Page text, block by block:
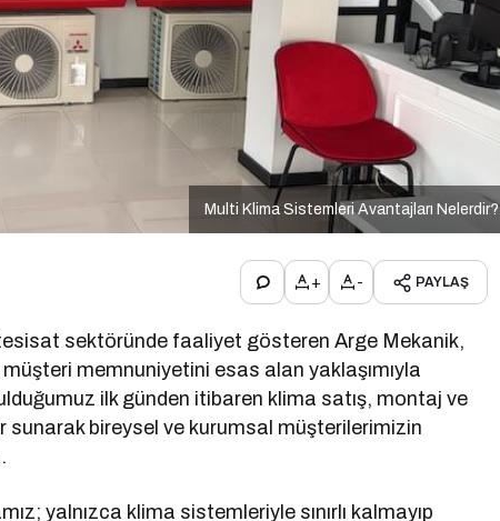
Multi Klima Sistemleri Avantajları Nelerdir?
+ - PAYLAŞ
sektöründe faaliyet gösteren Arge Mekanik,
memnuniyetini esas alan yaklaşımıyla
ilk günden itibaren klima satış, montaj ve
bireysel ve kurumsal müşterilerimizin
yalnızca klima sistemleriyle sınırlı kalmayıp